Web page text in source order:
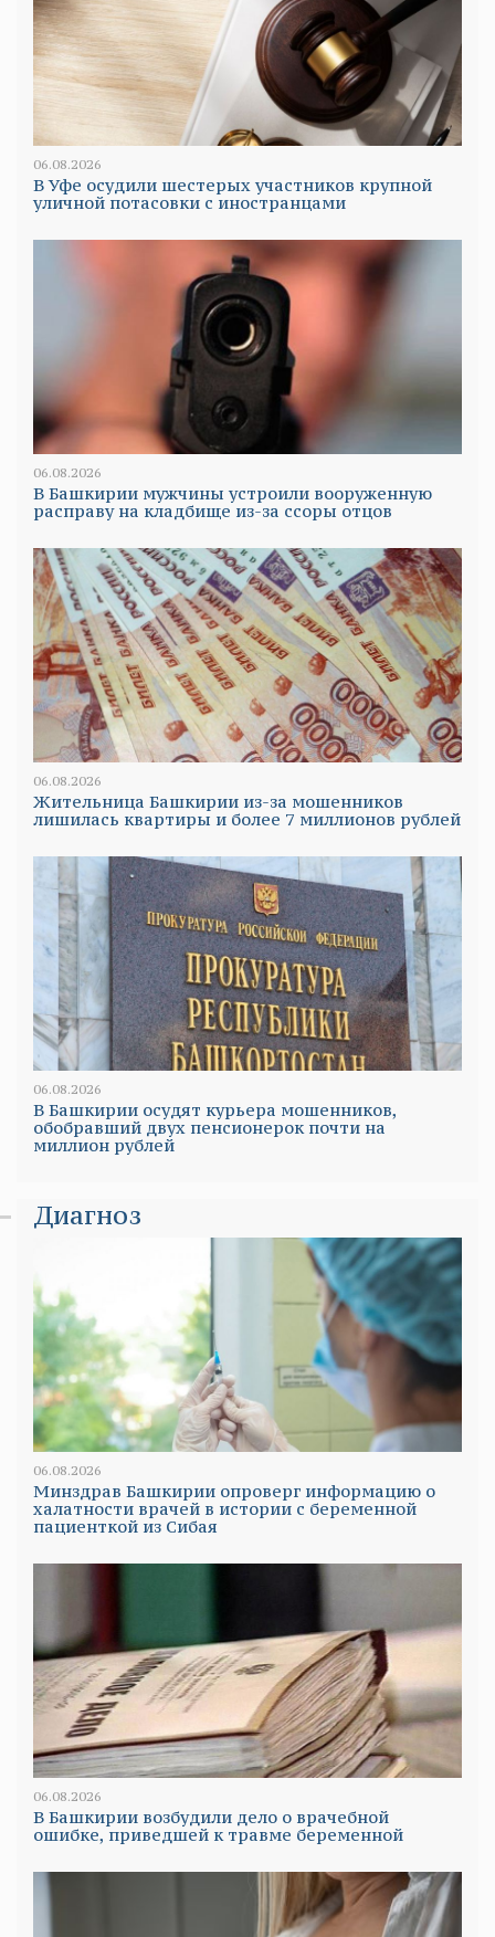
06.08.2026
В Уфе осудили шестерых участников крупной
уличной потасовки с иностранцами
06.08.2026
В Башкирии мужчины устроили вооруженную
расправу на кладбище из-за ссоры отцов
06.08.2026
Жительница Башкирии из-за мошенников
лишилась квартиры и более 7 миллионов рублей
06.08.2026
В Башкирии осудят курьера мошенников,
обобравший двух пенсионерок почти на
миллион рублей
Диагноз
06.08.2026
Минздрав Башкирии опроверг информацию о
халатности врачей в истории с беременной
пациенткой из Сибая
06.08.2026
В Башкирии возбудили дело о врачебной
ошибке, приведшей к травме беременной